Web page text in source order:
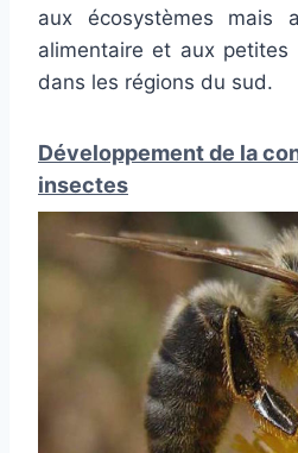
aux écosystèmes mais
alimentaire et aux petites
dans les régions du sud.
Développement de la
insectes